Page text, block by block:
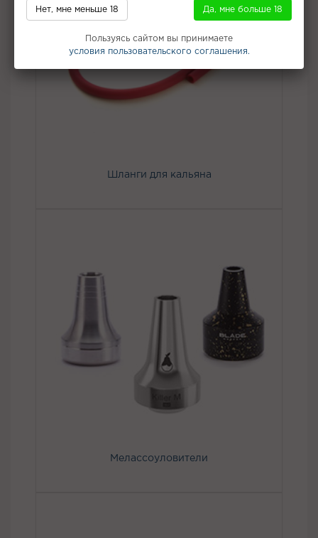
Шланги для кальяна
Мелассоуловители
Нет, мне меньше 18 Да, мне больше 18
Пользуясь сайтом вы принимаете
условия пользовательского соглашения.